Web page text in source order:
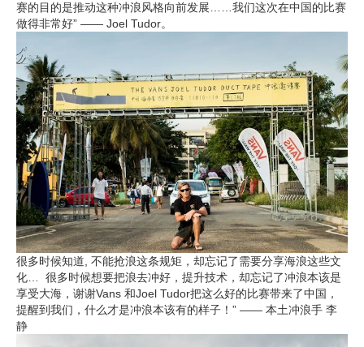
赛的目的是推动这种冲浪风格向前发展……我们这次在中国的比赛
做得非常好” —— Joel Tudor。
很多时候知道, 不能抢浪这条规矩，却忘记了需要分享海浪这些文
化… 很多时候想要把浪去冲好，提升技术，却忘记了冲浪本该是
享受大海，谢谢Vans 和Joel Tudor把这么好的比赛带来了中国，
提醒到我们，什么才是冲浪本该有的样子！” —— 本土冲浪手 李
静